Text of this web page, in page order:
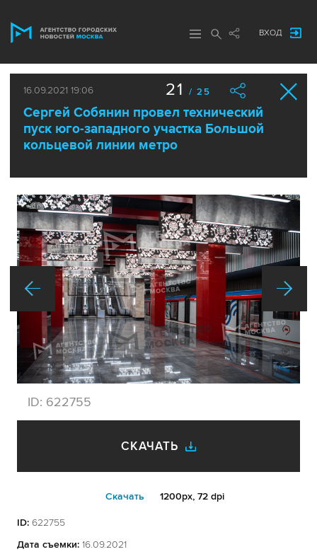
ВХОД
16.09.2021 19:06
Сергей Собянин провел технический
пуск юго-западного участка Большой
кольцевой линии метро
21 / 25
ID: 622755
СКАЧАТЬ
Cкачать 1200px, 72 dpi
ID: 622755
Дата съемки: 16.09.2021